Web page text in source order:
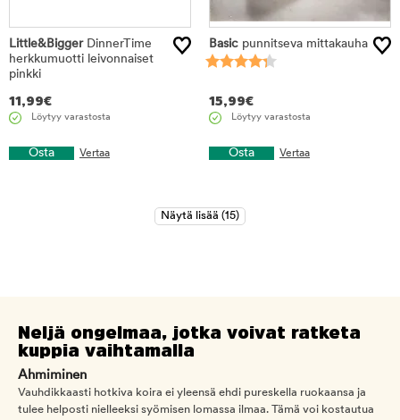
Little&BiggerDinnerTime
herkkumuotti leivonnaiset
pinkki
11,99€
Löytyy varastosta
Osta Vertaa
Basic punnitseva mittakauha
15,99€
Löytyy varastosta
Osta Vertaa
Neljä ongelmaa, jotka voivat ratketa
kuppia vaihtamalla
Ahmiminen
Vauhdikkaasti hotkiva koira ei yleensä ehdi pureskella ruokaansa ja
tulee helposti nielleeksi syömisen lomassa ilmaa. Tämä voi kostautua